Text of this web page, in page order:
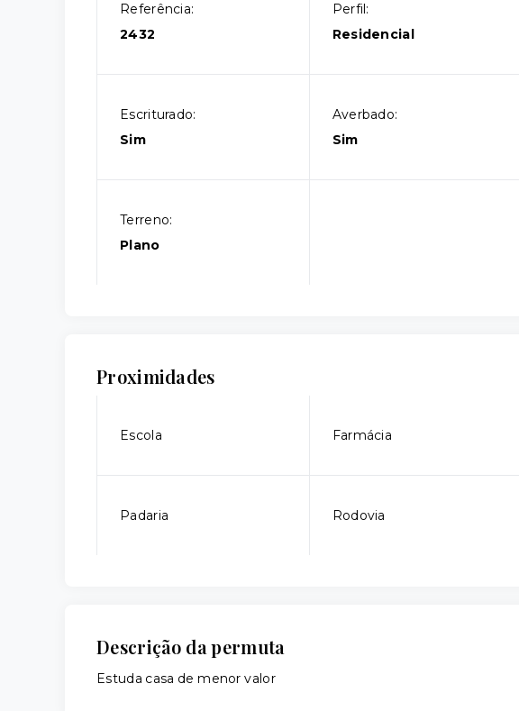
Referência:
2432
Perfil:
Residencial
Escriturado:
Sim
Averbado:
Sim
Terreno:
Plano
Proximidades
Escola Farmácia
Padaria Rodovia
Descrição da permuta
Estuda casa de menor valor